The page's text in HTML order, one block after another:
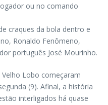
ou no comando
craques da bola dentro e
Ronaldo Fenômeno,
português José Mourinho.
Lobo começaram
(9). Afinal, a história
interligados há quase